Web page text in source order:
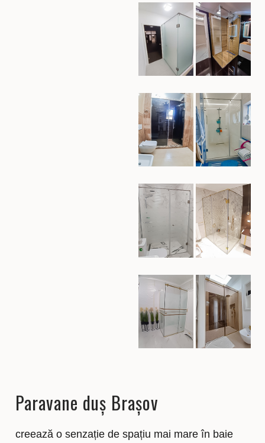
Paravane duș Brașov
creează o senzație de spațiu mai mare în baie